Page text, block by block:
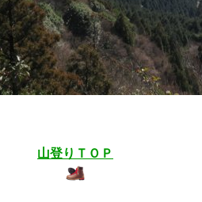
山登りＴＯＰ